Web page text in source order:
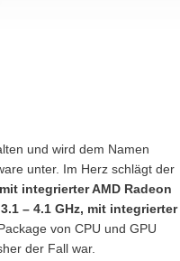
und wird dem Namen
unter. Im Herz schlägt der
integrierter AMD Radeon
– 4.1 GHz, mit integrierter
von CPU und GPU
der Fall war.